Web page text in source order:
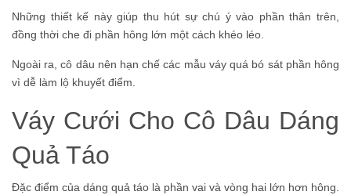
Những thiết kế này giúp thu hút sự chú ý vào phần thân trên,
đồng thời che đi phần hông lớn một cách khéo léo.
Ngoài ra, cô dâu nên hạn chế các mẫu váy quá bó sát phần hông
vì dễ làm lộ khuyết điểm.
Váy Cưới Cho Cô Dâu Dáng
Quả Táo
Đặc điểm của dáng quả táo là phần vai và vòng hai lớn hơn hông.